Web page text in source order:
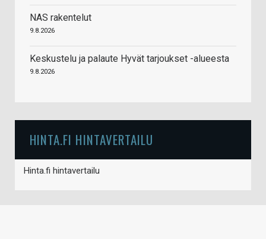
NAS rakentelut
9.8.2026
Keskustelu ja palaute Hyvät tarjoukset -alueesta
9.8.2026
HINTA.FI HINTAVERTAILU
Hinta.fi hintavertailu